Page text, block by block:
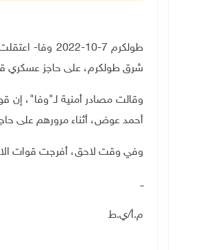
طولكرم 7-10-
شرق طولكرم، على حاجز عسكري
وقالت مصادر أمنية لـ"وفا"، إن
أحمد عوض، أثناء مرورهم على
وفي وقت لاحق، أفرجت قوات
ــ
م.أ/ي.ط